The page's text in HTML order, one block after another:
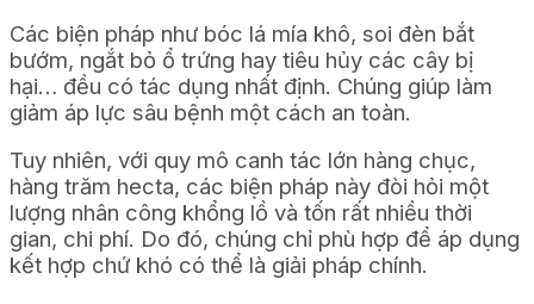
Các biện pháp như bóc lá mía khô, soi đèn bắt
bướm, ngắt bỏ ổ trứng hay tiêu hủy các cây bị
hại… đều có tác dụng nhất định. Chúng giúp làm
giảm áp lực sâu bệnh một cách an toàn.
Tuy nhiên, với quy mô canh tác lớn hàng chục,
hàng trăm hecta, các biện pháp này đòi hỏi một
lượng nhân công khổng lồ và tốn rất nhiều thời
gian, chi phí. Do đó, chúng chỉ phù hợp để áp dụng
kết hợp chứ khó có thể là giải pháp chính.